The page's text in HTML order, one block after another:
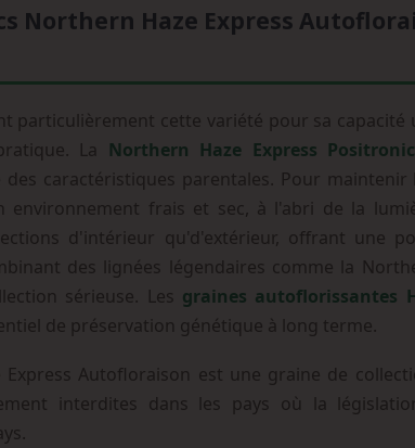
Northern Haze Express
particulièrement cette variété pour sa
La Northern Haze Express
caractéristiques parentales. Pour
environnement frais et sec, à l'abri de la
d'intérieur qu'd'extérieur, offrant une
des lignées légendaires comme la
sérieuse. Les graines autoflorissantes
de préservation génétique à long terme.
Autofloraison est une graine de
interdites dans les pays où la